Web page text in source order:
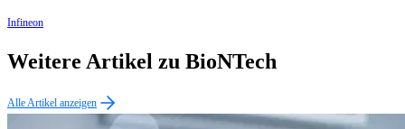
Infineon
Weitere Artikel zu BioNTech
Alle Artikel anzeigen